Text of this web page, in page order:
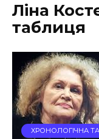
Ліна
таблиця
ХРОНОЛОГІЧНА